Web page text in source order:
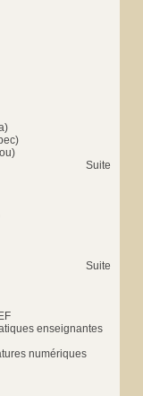
Suite
Suite
enseignantes
numériques